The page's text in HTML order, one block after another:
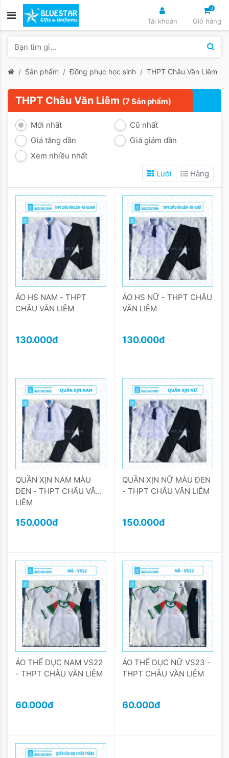
Tài khoản
0
Giỏ hàng
Sản phẩm Đồng phục học sinh THPT Châu Văn Liêm
THPT Châu Văn Liêm (7 Sản phẩm)
Mới nhất
Cũ nhất
Giá tăng dần
Giá giảm dần
Xem nhiều nhất
Lưới
Hàng
ÁO HS NAM - THPT
CHÂU VĂN LIÊM
130.000đ
ÁO HS NỮ - THPT CHÂU
VĂN LIÊM
130.000đ
QUẦN XỊN NAM MÀU
ĐEN - THPT CHÂU VĂN
LIÊM
150.000đ
QUẦN XỊN NỮ MÀU ĐEN
- THPT CHÂU VĂN LIÊM
150.000đ
ÁO THỂ DỤC NAM VS22
- THPT CHÂU VĂN LIÊM
60.000đ
ÁO THỂ DỤC NỮ VS23 -
THPT CHÂU VĂN LIÊM
60.000đ